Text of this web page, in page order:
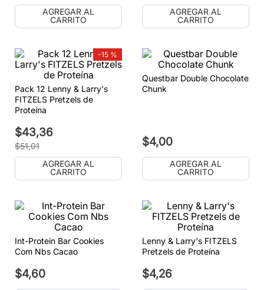
AGREGAR AL
CARRITO
AGREGAR AL
CARRITO
-15 %
Pack 12 Lenny & Larry's
FITZELS Pretzels de
Proteína
$43,36
$51,01
AGREGAR AL
CARRITO
Questbar Double Chocolate
Chunk
$4,00
AGREGAR AL
CARRITO
Int-Protein Bar Cookies
Com Nbs Cacao
$4,60
Lenny & Larry's FITZELS
Pretzels de Proteína
$4,26